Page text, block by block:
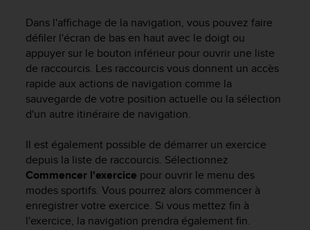
Dans l'affichage de la navigation, vous pouvez faire
défiler l'écran de bas en haut avec le doigt ou
appuyer sur le bouton inférieur pour ouvrir une liste
de raccourcis. Les raccourcis vous donnent un accès
rapide aux actions de navigation comme la
sauvegarde de votre position actuelle ou la sélection
d'un autre itinéraire de navigation.
Il est également possible de démarrer un exercice
depuis la liste de raccourcis. Sélectionnez
Commencer l'exercice pour ouvrir le menu des
modes sportifs. Vous pourrez alors commencer à
enregistrer votre exercice. Si vous mettez fin à
l'exercice, la navigation prendra également fin.